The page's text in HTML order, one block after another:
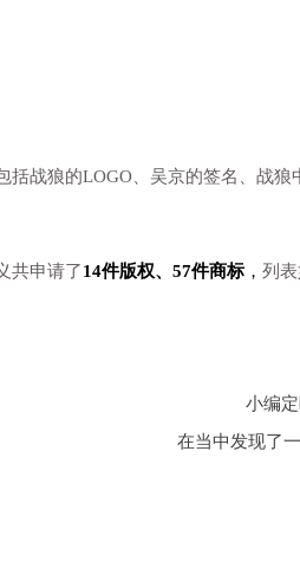
括战狼的LOGO、吴京的签名、战
共申请了14件版权、57件商标， 列表
小编
在当中发现了